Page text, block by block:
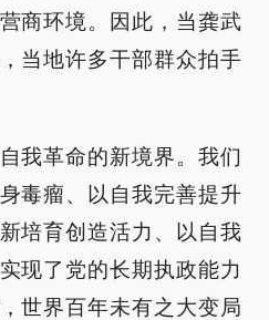
商环境。因此，当龚武
当地许多干部群众拍手
我革命的新境界。我们
毒瘤、以自我完善提升
培育创造活力、以自我
现了党的长期执政能力
世界百年未有之大变局